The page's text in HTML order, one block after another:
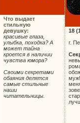
Что выдает
стильную
девушку:
красивые глаза,
улыбка, походка? А
может тайна
кроется в наличии
чувства юмора?
Своими секретами
обаяния делятся
самые стильные
наши
читательницы.
18
г.